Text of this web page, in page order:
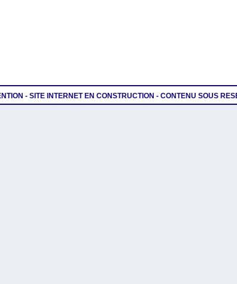
- SITE INTERNET EN CONSTRUCTION - CONTENU SOUS